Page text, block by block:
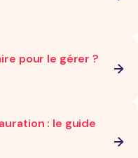
pour le gérer ?
: le guide